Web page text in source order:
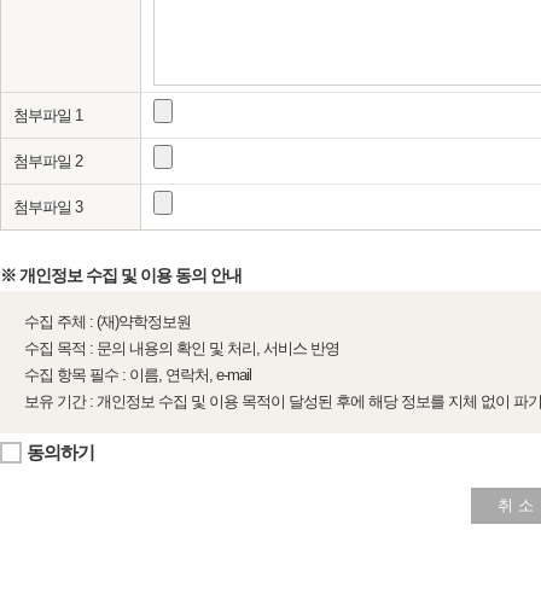
첨부파일 1
첨부파일 2
첨부파일 3
※ 개인정보 수집 및 이용 동의 안내
수집 주체 : (재)약학정보원
수집 목적 : 문의 내용의 확인 및 처리, 서비스 반영
수집 항목 필수 : 이름, 연락처, e-mail
보유 기간 : 개인정보 수집 및 이용 목적이 달성된 후에 해당 정보를 지체 없이 파
동의하기
취 소